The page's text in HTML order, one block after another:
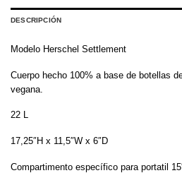
DESCRIPCIÓN
Modelo Herschel Settlement
Cuerpo hecho 100% a base de botellas
vegana.
22 L
17,25″H x 11,5″W x 6″D
Compartimento específico para portatil